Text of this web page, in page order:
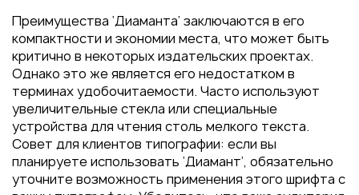
Преимущества ‘Диаманта’ заключаются в его
компактности и экономии места, что может быть
критично в некоторых издательских проектах.
Однако это же является его недостатком в
терминах удобочитаемости. Часто используют
увеличительные стекла или специальные
устройства для чтения столь мелкого текста.
Совет для клиентов типографии: если вы
планируете использовать ‘Диамант’, обязательно
уточните возможность применения этого шрифта с